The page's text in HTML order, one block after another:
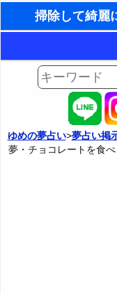
AIゆめの夢占いチャッ
夢占い掲示板
夢占い掲示板の使用
カテゴリー別夢占い
ゆめの夢占い>夢占い掲
夢・チョコレートを食